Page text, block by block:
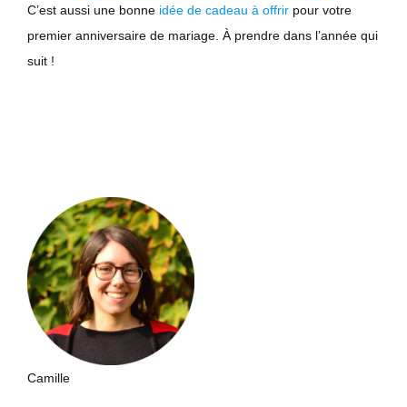
C’est aussi une bonne idée de cadeau à offrir pour votre
premier anniversaire de mariage. À prendre dans l’année qui
suit !
Camille